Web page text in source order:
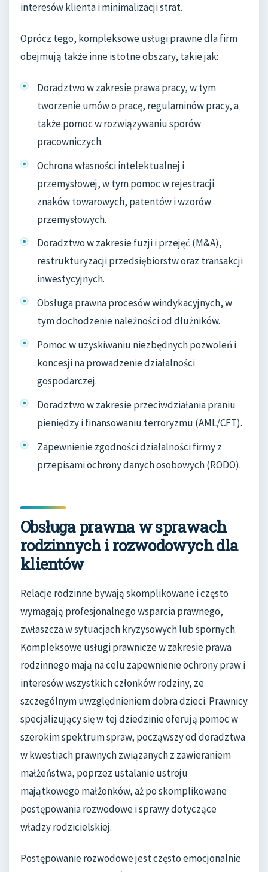
interesów klienta i minimalizacji strat.
Oprócz tego, kompleksowe usługi prawne dla firm
obejmują także inne istotne obszary, takie jak:
Doradztwo w zakresie prawa pracy, w tym
tworzenie umów o pracę, regulaminów pracy, a
także pomoc w rozwiązywaniu sporów
pracowniczych.
Ochrona własności intelektualnej i
przemysłowej, w tym pomoc w rejestracji
znaków towarowych, patentów i wzorów
przemysłowych.
Doradztwo w zakresie fuzji i przejęć (M&A),
restrukturyzacji przedsiębiorstw oraz transakcji
inwestycyjnych.
Obsługa prawna procesów windykacyjnych, w
tym dochodzenie należności od dłużników.
Pomoc w uzyskiwaniu niezbędnych pozwoleń i
koncesji na prowadzenie działalności
gospodarczej.
Doradztwo w zakresie przeciwdziałania praniu
pieniędzy i finansowaniu terroryzmu (AML/CFT).
Zapewnienie zgodności działalności firmy z
przepisami ochrony danych osobowych (RODO).
Obsługa prawna w sprawach
rodzinnych i rozwodowych dla
klientów
Relacje rodzinne bywają skomplikowane i często
wymagają profesjonalnego wsparcia prawnego,
zwłaszcza w sytuacjach kryzysowych lub spornych.
Kompleksowe usługi prawnicze w zakresie prawa
rodzinnego mają na celu zapewnienie ochrony praw i
interesów wszystkich członków rodziny, ze
szczególnym uwzględnieniem dobra dzieci. Prawnicy
specjalizujący się w tej dziedzinie oferują pomoc w
szerokim spektrum spraw, począwszy od doradztwa
w kwestiach prawnych związanych z zawieraniem
małżeństwa, poprzez ustalanie ustroju
majątkowego małżonków, aż po skomplikowane
postępowania rozwodowe i sprawy dotyczące
władzy rodzicielskiej.
Postępowanie rozwodowe jest często emocjonalnie